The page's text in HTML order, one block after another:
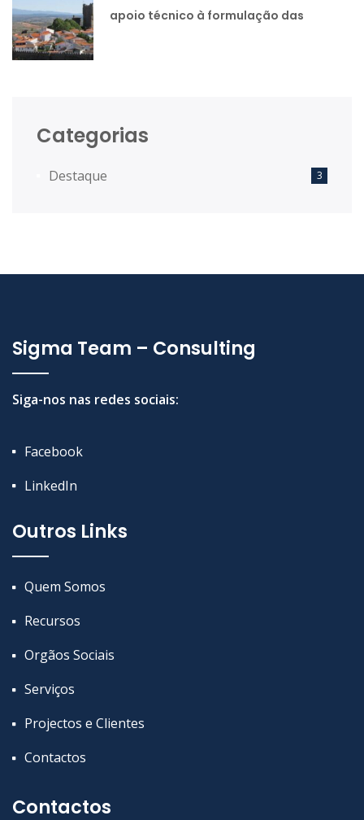
apoio técnico à formulação das
Categorias
Destaque 3
Sigma Team – Consulting
Siga-nos nas redes sociais:
Facebook
LinkedIn
Outros Links
Quem Somos
Recursos
Orgãos Sociais
Serviços
Projectos e Clientes
Contactos
Contactos